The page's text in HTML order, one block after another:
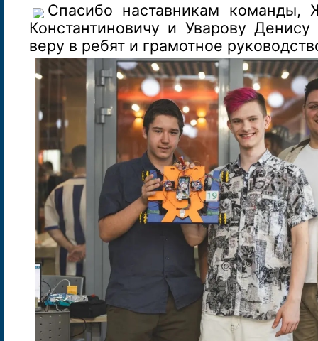
Спасибо наставникам команды,
Константиновичу и Уварову
веру в ребят и грамотное